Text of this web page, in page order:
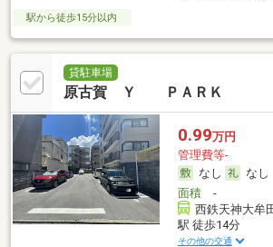
駅から徒歩15分以内
貸駐車場
原古賀 Ｙ ＰＡＲＫ
0.99万円
管理費等-
なし
なし
面積-
西鉄天神大牟
駅 徒歩14分
その他の交通